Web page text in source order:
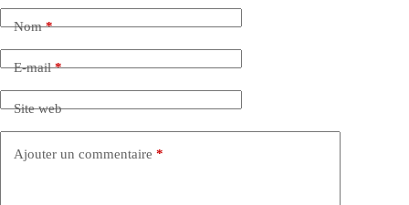
Nom*
E-mail*
Site web
Ajouter un commentaire *